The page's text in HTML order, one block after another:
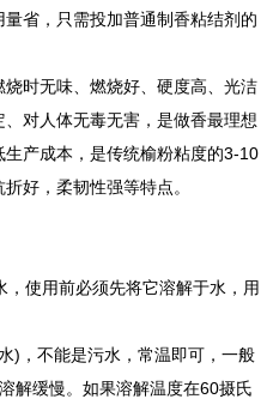
省，只需投加普通制香粘结剂的
时无味、燃烧好、硬度高、光洁
对人体无毒无害，是做香最理想
产成本，是传统榆粉粘度的3-10
好，柔韧性强等特点。
使用前必须先将它溶解于水，用
不能是污水，常温即可，一般
解缓慢。如果溶解温度在60摄氏